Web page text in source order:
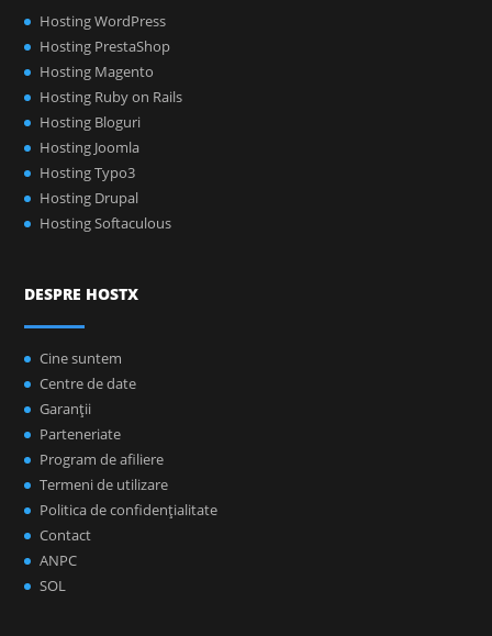
Hosting WordPress
Hosting PrestaShop
Hosting Magento
Hosting Ruby on Rails
Hosting Bloguri
Hosting Joomla
Hosting Typo3
Hosting Drupal
Hosting Softaculous
DESPRE HOSTX
Cine suntem
Centre de date
Garanţii
Parteneriate
Program de afiliere
Termeni de utilizare
Politica de confidenţialitate
Contact
ANPC
SOL